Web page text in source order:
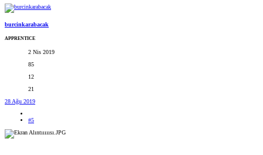
burcinkarabacak
APPRENTICE
2 Nis 2019
85
12
21
28 Ağu 2019
#5